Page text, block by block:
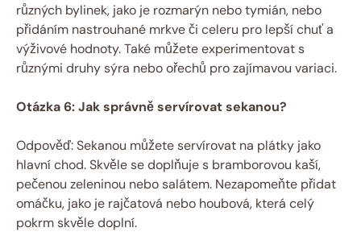
různých bylinek, jako je rozmarýn nebo tymián, nebo
přidáním nastrouhané mrkve či celeru pro lepší chuť a
výživové hodnoty. Také můžete experimentovat s
různými druhy sýra nebo ořechů pro zajímavou variaci.
Otázka 6: Jak správně servírovat sekanou?
Odpověď: Sekanou můžete servírovat na plátky jako
hlavní chod. Skvěle se doplňuje s bramborovou kaší,
pečenou zeleninou nebo salátem. Nezapomeňte přidat
omáčku, jako je rajčatová nebo houbová, která celý
pokrm skvěle doplní.